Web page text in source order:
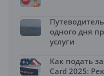
одного дня
услуги
Как подать
Card 2025: